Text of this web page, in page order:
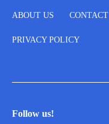
ABOUT US CONTACT
PRIVACY POLICY
Follow us!